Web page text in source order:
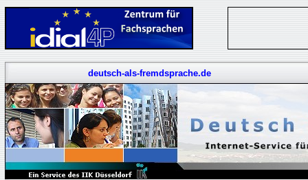
deutsch-als-fremdsprache.de